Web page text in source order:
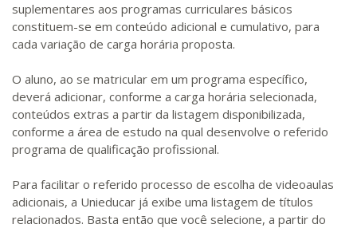
suplementares aos programas curriculares básicos
constituem-se em conteúdo adicional e cumulativo, para
cada variação de carga horária proposta.
O aluno, ao se matricular em um programa específico,
deverá adicionar, conforme a carga horária selecionada,
conteúdos extras a partir da listagem disponibilizada,
conforme a área de estudo na qual desenvolve o referido
programa de qualificação profissional.
Para facilitar o referido processo de escolha de videoaulas
adicionais, a Unieducar já exibe uma listagem de títulos
relacionados. Basta então que você selecione, a partir do